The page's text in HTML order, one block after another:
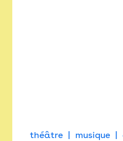
théâtre musique